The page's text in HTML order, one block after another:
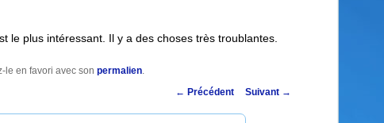
le plus intéressant. Il y a des choses très troublantes.
le en favori avec sonpermalien.
← Précédent Suivant →